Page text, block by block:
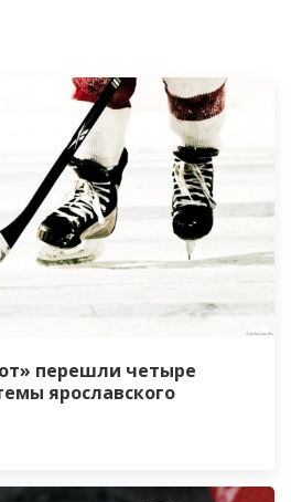
перешли четыре
ярославского